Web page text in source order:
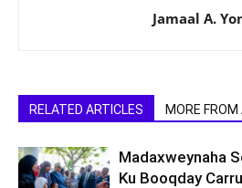
Jamaal A.
RELATED ARTICLES MORE
Madaxweynaha
Ku Booqday